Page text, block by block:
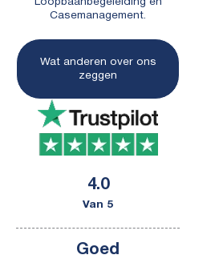
Casemanagement.
Wat anderen over ons
zeggen
4.0
Van 5
Goed